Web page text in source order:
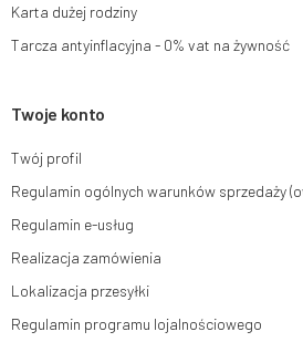
Karta dużej rodziny
Tarcza antyinflacyjna - 0% vat na żywność
Twoje konto
Twój profil
Regulamin ogólnych warunków sprzedaży
Regulamin e-usług
Realizacja zamówienia
Lokalizacja przesyłki
Regulamin programu lojalnościowego